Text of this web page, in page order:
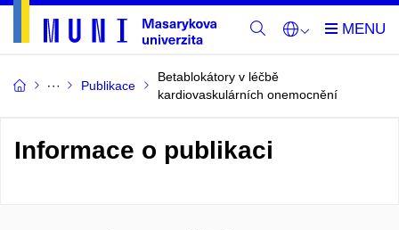
Publikace
Betablokátory v léčbě
kardiovaskulárních onemocnění
Informace o publikaci